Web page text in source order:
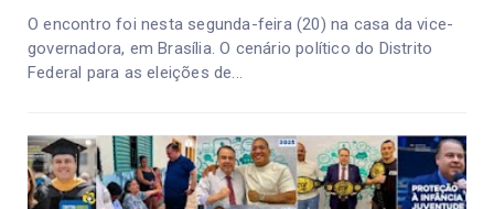
O encontro foi nesta segunda-feira (20) na casa da vice-
governadora, em Brasília. O cenário político do Distrito
Federal para as eleições de...